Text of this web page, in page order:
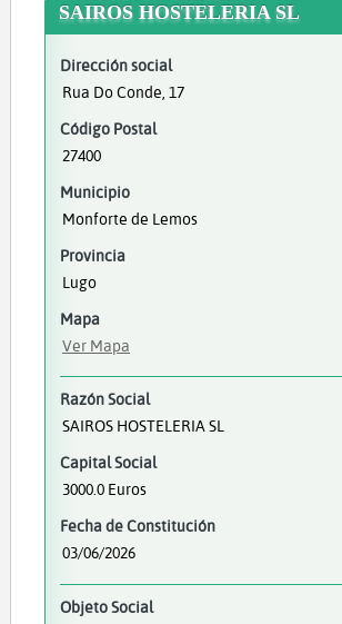
SAIROS HOSTELERIA SL
Dirección social
Rua Do Conde, 17
Código Postal
27400
Municipio
Monforte de Lemos
Provincia
Lugo
Mapa
Ver Mapa
Razón Social
SAIROS HOSTELERIA SL
Capital Social
3000.0 Euros
Fecha de Constitución
03/06/2026
Objeto Social